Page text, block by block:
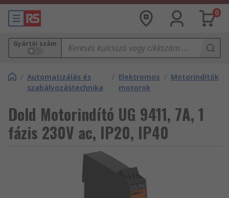
0
Gyártói szám
/ Automatizálás és
szabályozástechnika
/ Elektromos
motorok
/ Motorindítók
Dold Motorindító UG 9411, 7A, 1
fázis 230V ac, IP20, IP40